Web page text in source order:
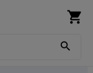
shopping_cart
